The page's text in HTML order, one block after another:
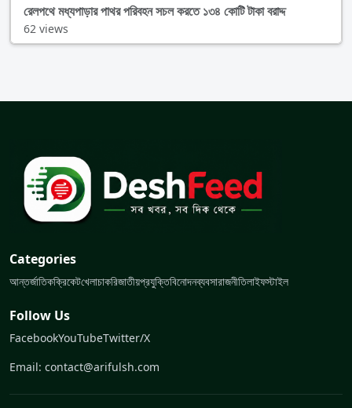
রেলপথে মধ্যপাড়ার পাথর পরিবহন সচল করতে ১৩৪ কোটি টাকা বরাদ্দ
62 views
Categories
আন্তর্জাতিকক্রিকেটখেলাচাকরিজাতীয়প্রযুক্তিবিনোদনব্যবসারাজনীতিলাইফস্টাইল
Follow Us
FacebookYouTubeTwitter/X
Email: contact@arifulsh.com